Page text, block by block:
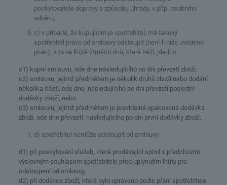
poskytovatele dopravy a způsobu úhrady, v příp. osobního
odběru;
c) v případě, že kupujícím je spotřebitel, má takový
spotřebitel právo od smlouvy odstoupit (není-li níže uvedeno
jinak), a to ve lhůtě čtrnácti dnů, která běží, jde-li o
c1) kupní smlouvu, ode dne následujícího po dni převzetí zboží,
c2) smlouvu, jejímž předmětem je několik druhů zboží nebo dodání
několika částí, ode dne následujícího po dni převzetí poslední
dodávky zboží, nebo
c3) smlouvu, jejímž předmětem je pravidelná opakovaná dodávka
zboží, ode dne převzetí následujícího po dni první dodávky zboží;
d) spotřebitel nemůže odstoupit od smlouvy:
d1) při poskytování služeb, které prodávající splnil s předchozím
výslovným souhlasem spotřebitele před uplynutím lhůty pro
odstoupení od smlouvy,
d2) při dodávce zboží, které bylo upraveno podle přání spotřebitele